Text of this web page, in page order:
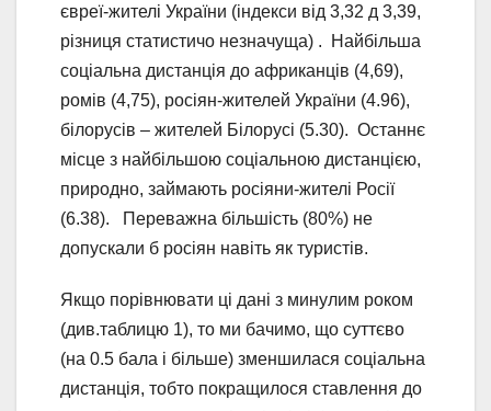
євреї-жителі України (індекси від 3,32 д 3,39,
різниця статистичо незначуща) . Найбільша
соціальна дистанція до африканців (4,69),
ромів (4,75), росіян-жителей України (4.96),
білорусів – жителей Білорусі (5.30). Останнє
місце з найбільшою соціальною дистанцією,
природно, займають росіяни-жителі Росії
(6.38). Переважна більшість (80%) не
допускали б росіян навіть як туристів.
Якщо порівнювати ці дані з минулим роком
(див.таблицю 1), то ми бачимо, що суттєво
(на 0.5 бала і більше) зменшилася соціальна
дистанція, тобто покращилося ставлення до